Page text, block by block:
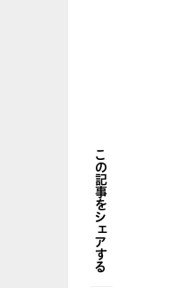
この記事をシェアする